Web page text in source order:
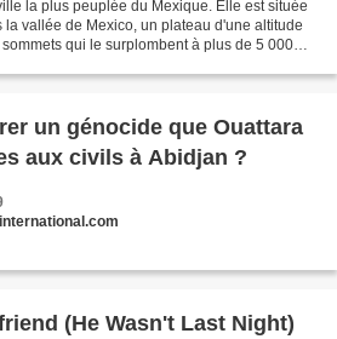
la plus peuplée du Mexique. Elle est située
vallée de Mexico, un plateau d'une altitude
qui le surplombent à plus de 5 000
un génocide que Ouattara
aux civils à Abidjan ?
(He Wasn't Last Night)